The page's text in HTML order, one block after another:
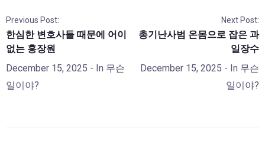
Previous Post:
한심한 변호사들 때문에 어이
없는 홍장원
December 15, 2025 - In 무슨
일이야?
Next Post:
총기난사범 온몸으로 잡은 과
일장수
December 15, 2025 - In 무슨
일이야?